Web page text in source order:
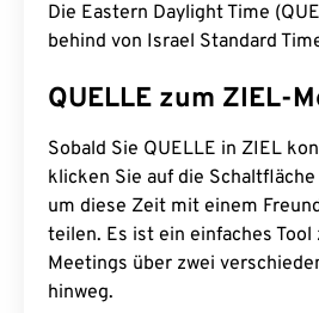
Die Eastern Daylight Time
behind von Israel Standard
QUELLE zum ZIEL-
Sobald Sie QUELLE in ZIEL
klicken Sie auf die
um diese Zeit mit einem
teilen. Es ist ein einfaches Tool
Meetings über zwei
hinweg.